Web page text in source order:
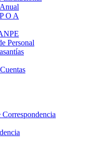
O A
Personal
Correspondencia